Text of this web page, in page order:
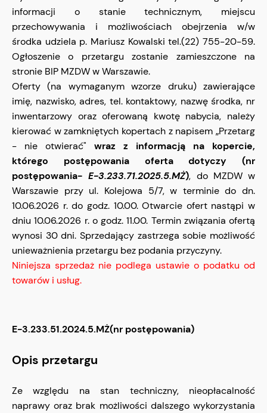
informacji o stanie technicznym, miejscu
przechowywania i możliwościach obejrzenia w/w
środka udziela p. Mariusz Kowalski tel.(22) 755-20-59.
Ogłoszenie o przetargu zostanie zamieszczone na
stronie BIP MZDW w Warszawie.
Oferty (na wymaganym wzorze druku) zawierające
imię, nazwisko, adres, tel. kontaktowy, nazwę środka, nr
inwentarzowy oraz oferowaną kwotę nabycia, należy
kierować w zamkniętych kopertach z napisem „Przetarg
- nie otwierać" wraz z informacją na kopercie,
którego postępowania oferta dotyczy (nr
postępowania- E-3.233.71.2025.5.MŻ), do MZDW w
Warszawie przy ul. Kolejowa 5/7, w terminie do dn.
10.06.2026 r. do godz. 10.00. Otwarcie ofert nastąpi w
dniu 10.06.2026 r. o godz. 11.00. Termin związania ofertą
wynosi 30 dni. Sprzedający zastrzega sobie możliwość
unieważnienia przetargu bez podania przyczyny.
Niniejsza sprzedaż nie podlega ustawie o podatku od
towarów i usług.
E-3.233.51.2024.5.MŻ(nr postępowania)
Opis przetargu
Ze względu na stan techniczny, nieopłacalność
naprawy oraz brak możliwości dalszego wykorzystania